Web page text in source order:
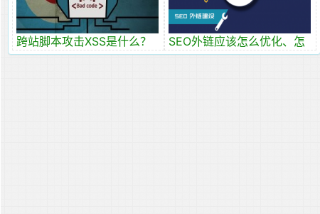
跨站脚本攻击XSS是什么？
SEO外链应该怎么优化、怎
么发外链？